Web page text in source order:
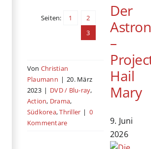
Seiten: 1
2
3
Von Christian
Plaumann | 20. März
2023 | DVD / Blu-ray,
Action, Drama,
Südkorea,Thriller | 0
Kommentare
Der
–
Hail
Mary
9. Juni
2026